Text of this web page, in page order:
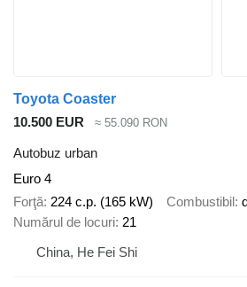
Toyota Coaster
10.500 EUR
≈ 55.090 RON
Autobuz urban
Euro 4
Forţă 224 c.p. (165 kW) Combustibil
Numărul de locuri 21
China, He Fei Shi